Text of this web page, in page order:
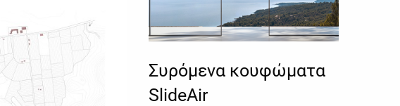
Συρόμενα κουφώματα
SlideAir